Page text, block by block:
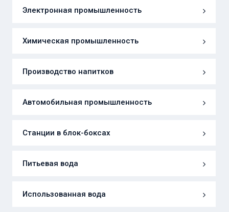
Электронная промышленность
Химическая промышленность
Производство напитков
Автомобильная промышленность
Станции в блок-боксах
Питьевая вода
Использованная вода